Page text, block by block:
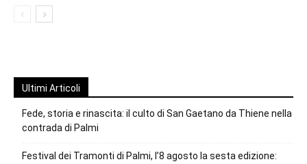
Ultimi Articoli
Fede, storia e rinascita: il culto di San Gaetano da Thiene nella
contrada di Palmi
Festival dei Tramonti di Palmi, l’8 agosto la sesta edizione: